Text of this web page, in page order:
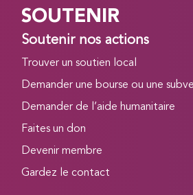
SOUTENIR
Soutenir nos actions
Trouver un soutien local
Demander une bourse ou une
Demander de l’aide humanitaire
Faites un don
Devenir membre
Gardez le contact